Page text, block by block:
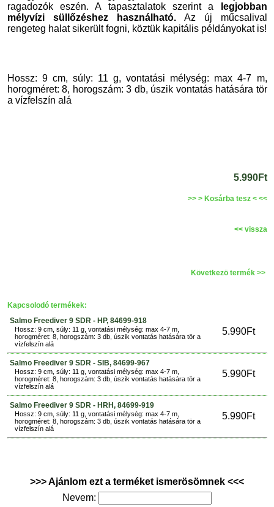
ragadozók eszén. A tapasztalatok szerint a
legjobban
mélyvízi süllőzéshez használható.Az új műcsalival
rengeteg halat sikerült fogni, köztük kapitális példányokat is!
Hossz: 9 cm, súly: 11 g, vontatási mélység: max 4-7 m,
horogméret: 8, horogszám: 3 db, úszik vontatás hatására tör
a vízfelszín alá
5.990Ft
>> > Kosárba tesz < <<
<< vissza
Következö termék >>
Kapcsolodó termékek:
Salmo Freediver 9 SDR - HP, 84699-918
5.990Ft
Hossz: 9 cm, súly: 11 g, vontatási mélység: max 4-7 m,
horogméret: 8, horogszám: 3 db, úszik vontatás hatására tör a
vízfelszín alá
Salmo Freediver 9 SDR - SIB, 84699-967
5.990Ft
Hossz: 9 cm, súly: 11 g, vontatási mélység: max 4-7 m,
horogméret: 8, horogszám: 3 db, úszik vontatás hatására tör a
vízfelszín alá
Salmo Freediver 9 SDR - HRH, 84699-919
5.990Ft
Hossz: 9 cm, súly: 11 g, vontatási mélység: max 4-7 m,
horogméret: 8, horogszám: 3 db, úszik vontatás hatására tör a
vízfelszín alá
>>> Ajánlom ezt a terméket ismerösömnek <<<
Nevem: